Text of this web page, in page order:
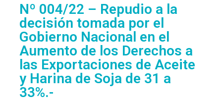
Nº 004/22 – Repudio a la
decisión tomada por el
Gobierno Nacional en el
Aumento de los Derechos a
las Exportaciones de Aceite
y Harina de Soja de 31 a
33%.-